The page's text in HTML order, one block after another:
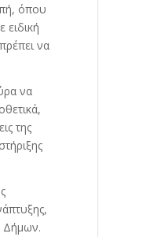
όπου
ειδική
να
να
της
Δήμων.